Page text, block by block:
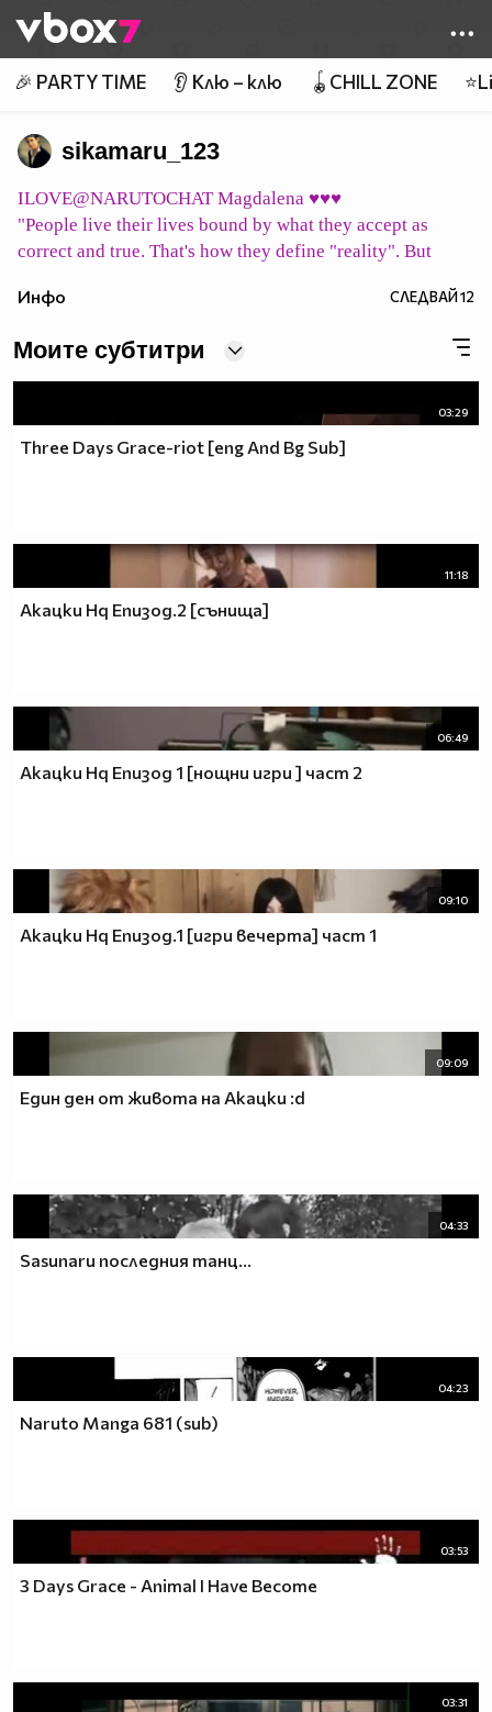
👾
🎉 PARTY TIME 👂 Клю – клю 🪀CHILL ZONE
sikamaru_123
ILOVE@NARUTOCHAT Magdalena ♥♥♥
"People live their lives bound by what they accept as
correct and true. That's how they define "reality". But
concepts ... their "reality" may all be a mirage. Can we
shaped by their beliefs?"
イタチ永遠に Itachi eien ni Итачи завинаги
Инфо СЛЕДВАЙ12
Моите субтитри
03:29
Three Days Grace-riot [eng And Bg Sub]
11:18
Акацки Hq Епизод.2 [сънища]
06:49
Акацки Hq Епизод 1 [нощни игри ] част 2
09:10
Акацки Hq Епизод.1 [игри вечерта] част 1
09:09
Един ден от живота на Акацки :d
04:33
Sasunaru последния танц...
04:23
Naruto Manga 681 (sub)
03:53
3 Days Grace - Animal I Have Become
03:31